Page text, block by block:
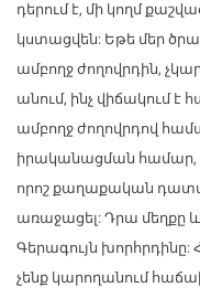
դերում է, մի կողմ
կստացվեն: Եթե մեր
ամբողջ ժողովրդին,
անում, ինչ վիճակում է
ամբողջ ժողովրդով
իրականացման համար,
որոշ քաղաքական
առաջացել: Դրա մեղքը
Գերագույն
չենք կարողանում